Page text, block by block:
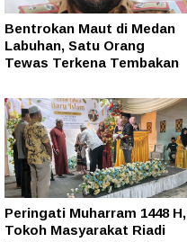
Bentrokan Maut di Medan
Labuhan, Satu Orang
Tewas Terkena Tembakan
Peringati Muharram 1448 H,
Tokoh Masyarakat Riadi